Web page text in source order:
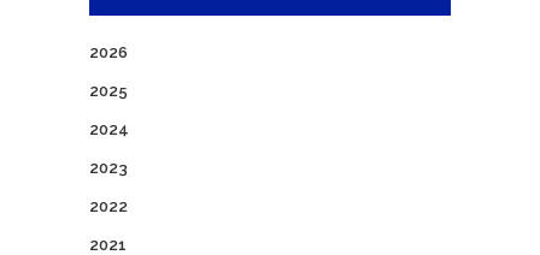
2026
2025
2024
2023
2022
2021